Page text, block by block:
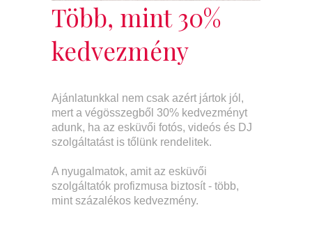
Több, mint 30%
kedvezmény
Ajánlatunkkal nem csak azért jártok jól,
mert a végösszegből 30% kedvezményt
adunk, ha az esküvői fotós, videós és DJ
szolgáltatást is tőlünk rendelitek.
A nyugalmatok, amit az esküvői
szolgáltatók profizmusa biztosít - több,
mint százalékos kedvezmény.